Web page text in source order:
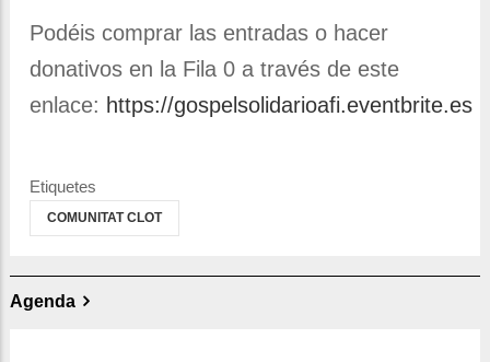
Podéis comprar las entradas o hacer
donativos en la Fila 0 a través de este
enlace: https://gospelsolidarioafi.eventbrite.es
Etiquetes
COMUNITAT CLOT
Agenda